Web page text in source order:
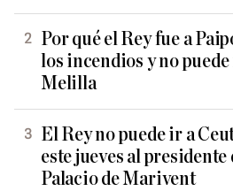
Por qué el Rey fue a
los incendios y no
Melilla
El Rey no puede ir a
este jueves al presidente
Palacio de Marivent